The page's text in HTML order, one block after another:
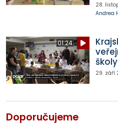
28.
Andrea
01:24
školy
29. září
Doporučujeme